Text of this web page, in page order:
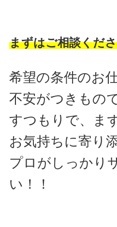
まずはご相談くだ
希望の条件のお
不安がつきもの
すつもりで、ま
お気持ちに寄り
プロがしっかり
い！！